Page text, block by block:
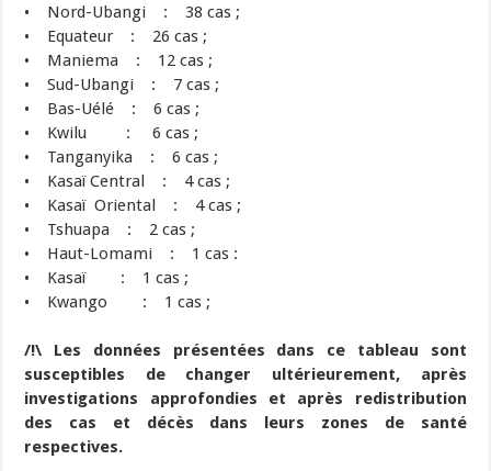
• Nord-Ubangi : 38 cas ;
• Equateur : 26 cas ;
• Maniema : 12 cas ;
• Sud-Ubangi : 7 cas ;
• Bas-Uélé : 6 cas ;
• Kwilu : 6 cas ;
• Tanganyika : 6 cas ;
• Kasaï Central : 4 cas ;
• Kasaï Oriental : 4 cas ;
• Tshuapa : 2 cas ;
• Haut-Lomami : 1 cas :
• Kasaï : 1 cas ;
• Kwango : 1 cas ;
/!\ Les données présentées dans ce tableau sont
susceptibles de changer ultérieurement, après
investigations approfondies et après redistribution
des cas et décès dans leurs zones de santé
respectives.